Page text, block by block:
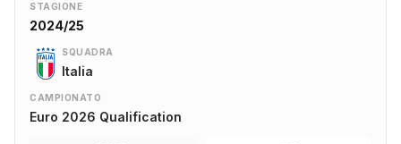
STAGIONE
2024/25
SQUADRA
Italia
CAMPIONATO
Euro 2026 Qualification